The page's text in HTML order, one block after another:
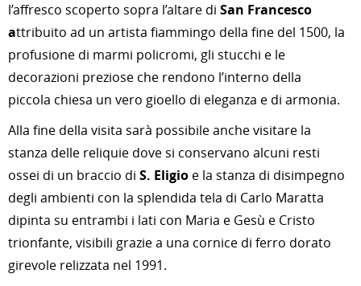
l’affresco scoperto sopra l’altare di San Francesco
attribuito ad un artista fiammingo della fine del 1500, la
profusione di marmi policromi, gli stucchi e le
decorazioni preziose che rendono l’interno della
piccola chiesa un vero gioello di eleganza e di armonia.
Alla fine della visita sarà possibile anche visitare la
stanza delle reliquie dove si conservano alcuni resti
ossei di un braccio di S. Eligio e la stanza di disimpegno
degli ambienti con la splendida tela di Carlo Maratta
dipinta su entrambi i lati con Maria e Gesù e Cristo
trionfante, visibili grazie a una cornice di ferro dorato
girevole relizzata nel 1991.